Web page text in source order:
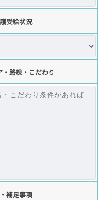
受給状況
・路線・こだわり
補足事項